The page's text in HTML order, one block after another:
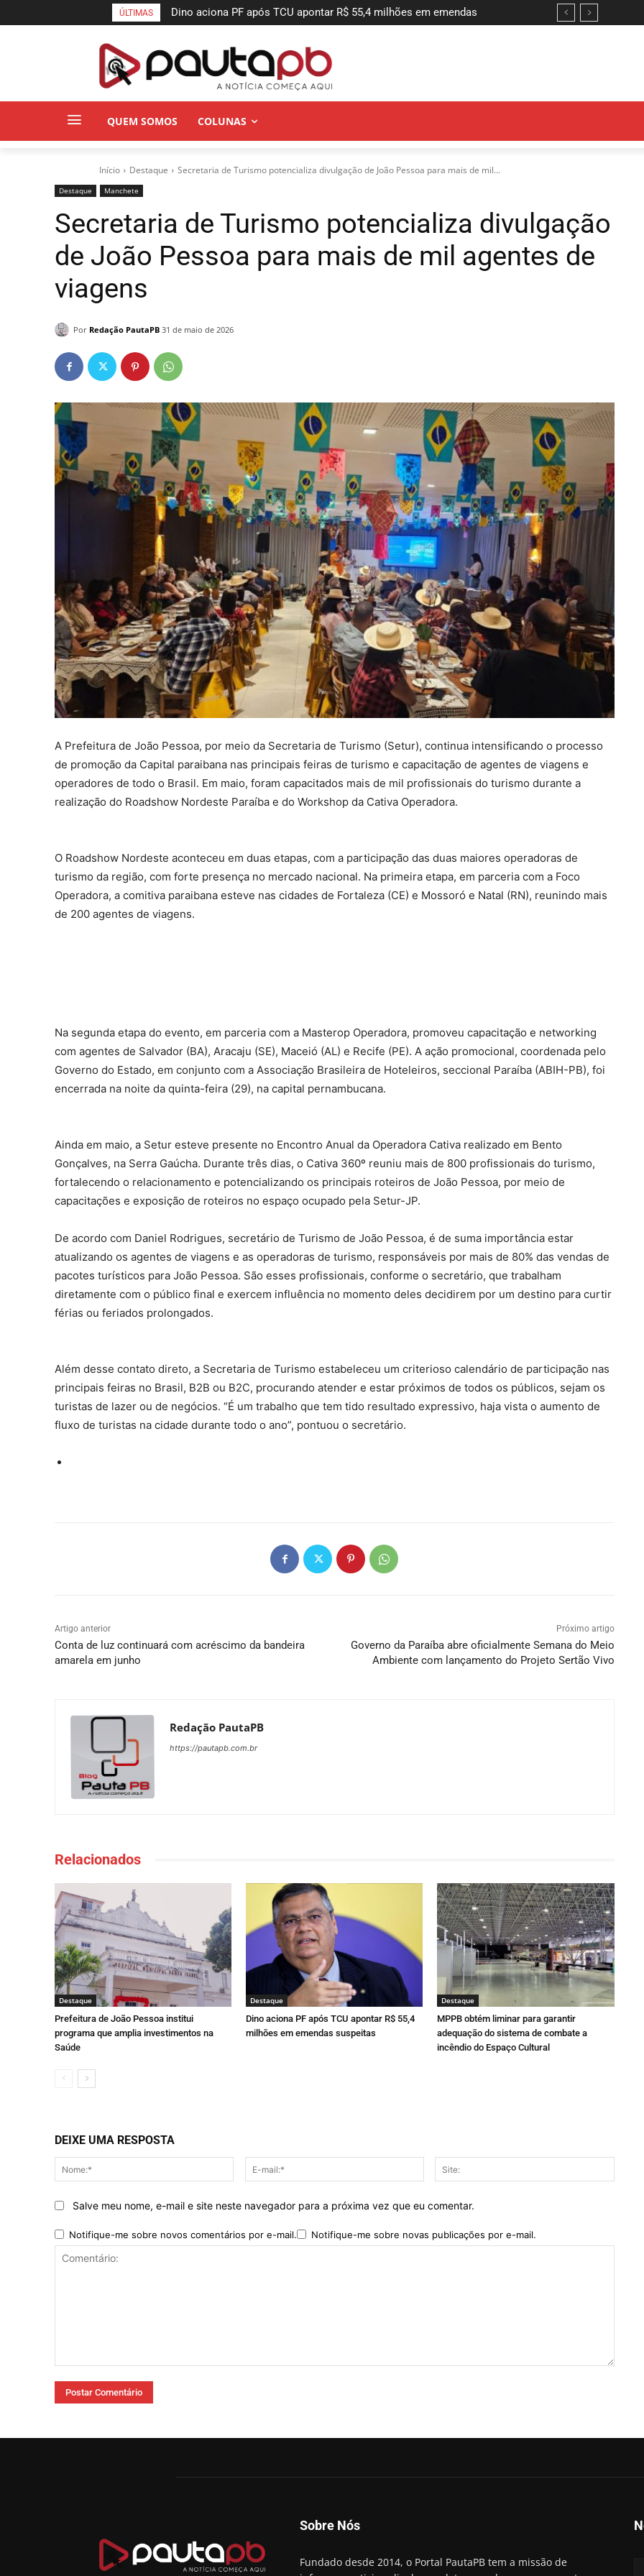
ÚLTIMAS
Dino aciona PF após TCU apontar R$ 55,4 milhões em emendas
MPPB obtém liminar para garantir adequação do sistema de combate
QUEM SOMOS COLUNAS
Início Destaque Secretaria de Turismo potencializa divulgação de João Pessoa para mais de mil...
Destaque Manchete
Secretaria de Turismo potencializa divulgação
de João Pessoa para mais de mil agentes de
viagens
Por Redação PautaPB 31 de maio de 2026
A Prefeitura de João Pessoa, por meio da Secretaria de Turismo (Setur), continua intensificando o processo
de promoção da Capital paraibana nas principais feiras de turismo e capacitação de agentes de viagens e
operadores de todo o Brasil. Em maio, foram capacitados mais de mil profissionais do turismo durante a
realização do Roadshow Nordeste Paraíba e do Workshop da Cativa Operadora.
O Roadshow Nordeste aconteceu em duas etapas, com a participação das duas maiores operadoras de
turismo da região, com forte presença no mercado nacional. Na primeira etapa, em parceria com a Foco
Operadora, a comitiva paraibana esteve nas cidades de Fortaleza (CE) e Mossoró e Natal (RN), reunindo mais
de 200 agentes de viagens.
Na segunda etapa do evento, em parceria com a Masterop Operadora, promoveu capacitação e networking
com agentes de Salvador (BA), Aracaju (SE), Maceió (AL) e Recife (PE). A ação promocional, coordenada pelo
Governo do Estado, em conjunto com a Associação Brasileira de Hoteleiros, seccional Paraíba (ABIH-PB), foi
encerrada na noite da quinta-feira (29), na capital pernambucana.
Ainda em maio, a Setur esteve presente no Encontro Anual da Operadora Cativa realizado em Bento
Gonçalves, na Serra Gaúcha. Durante três dias, o Cativa 360º reuniu mais de 800 profissionais do turismo,
fortalecendo o relacionamento e potencializando os principais roteiros de João Pessoa, por meio de
capacitações e exposição de roteiros no espaço ocupado pela Setur-JP.
De acordo com Daniel Rodrigues, secretário de Turismo de João Pessoa, é de suma importância estar
atualizando os agentes de viagens e as operadoras de turismo, responsáveis por mais de 80% das vendas de
pacotes turísticos para João Pessoa. São esses profissionais, conforme o secretário, que trabalham
diretamente com o público final e exercem influência no momento deles decidirem por um destino para curtir
férias ou feriados prolongados.
Além desse contato direto, a Secretaria de Turismo estabeleceu um criterioso calendário de participação nas
principais feiras no Brasil, B2B ou B2C, procurando atender e estar próximos de todos os públicos, sejam os
turistas de lazer ou de negócios. “É um trabalho que tem tido resultado expressivo, haja vista o aumento de
fluxo de turistas na cidade durante todo o ano”, pontuou o secretário.
Artigo anterior
Conta de luz continuará com acréscimo da bandeira
amarela em junho
Próximo artigo
Governo da Paraíba abre oficialmente Semana do Meio
Ambiente com lançamento do Projeto Sertão Vivo
Redação PautaPB
https://pautapb.com.br
Relacionados
Destaque
Prefeitura de João Pessoa institui
programa que amplia investimentos na
Saúde
Destaque
Dino aciona PF após TCU apontar R$ 55,4
milhões em emendas suspeitas
Destaque
MPPB obtém liminar para garantir
adequação do sistema de combate a
incêndio do Espaço Cultural
DEIXE UMA RESPOSTA
Nome:*
mail:*
Salve meu nome, e-mail e site neste navegador para a próxima vez que eu comentar.
Notifique-me sobre novos comentários por e-mail. Notifique-me sobre novas publicações por e-mail.
Sobre Nós
Fundado desde 2014, o Portal PautaPB tem a missão de